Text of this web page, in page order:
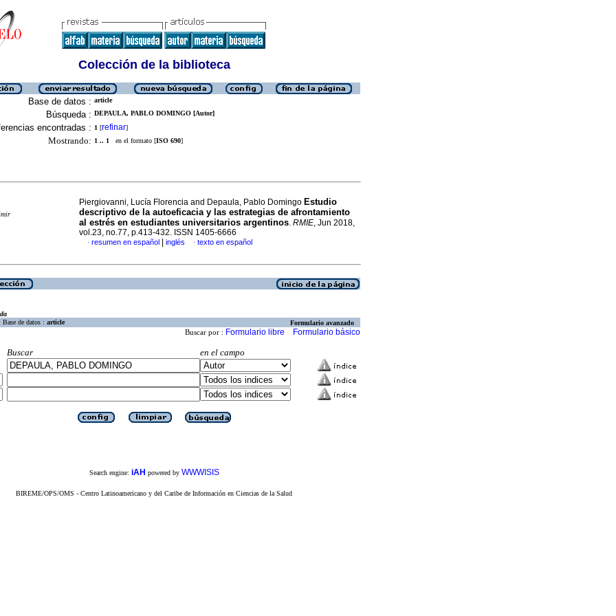
Colección de la biblioteca
Base de datos : article
Búsqueda : DEPAULA, PABLO DOMINGO [Autor]
encontradas : 1 [refinar]
Mostrando: 1 .. 1 en el formato [ISO 690]
Piergiovanni, Lucía Florencia and Depaula, Pablo Domingo Estudio
descriptivo de la autoeficacia y las estrategias de afrontamiento
al estrés en estudiantes universitarios argentinos. RMIE, Jun 2018,
vol.23, no.77, p.413-432. ISSN 1405-6666
· resumen en español inglés · texto en español
Base de datos : article Formulario avanzado
Buscar por : Formulario libre Formulario básico
Buscar
en el campo
Search engine: iAH powered by WWWISIS
BIREME/OPS/OMS - Centro Latinoamericano y del Caribe de Información en Ciencias de la Salud